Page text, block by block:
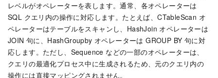
レベルがオペレーターを表します。通常、各オペレーターは
SQL クエリ内の操作に対応します。たとえば、CTableScan オ
ペレーターはテーブルをスキャンし、HashJoin オペレーターは
JOIN 句に、HashGroupby オペレーターは GROUP BY 句に対
応します。ただし、Sequence などの一部のオペレーターは、
クエリの最適化プロセス中に生成されるため、元のクエリ内の
操作には直接マッピングされません。